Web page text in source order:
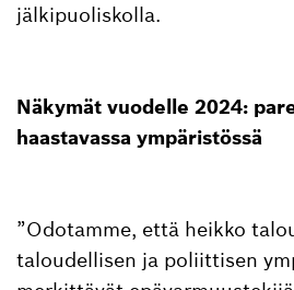
jälkipuoliskolla.
Näkymät vuodelle 2024:
haastavassa ympäristössä
”Odotamme, että heikko
taloudellisen ja poliittisen